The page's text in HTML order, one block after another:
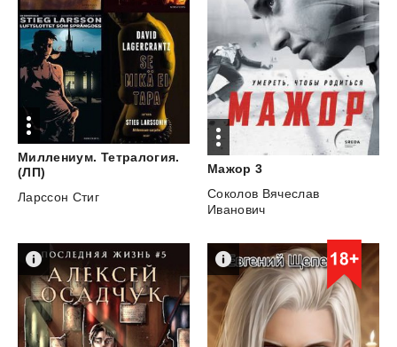
Миллениум. Тетралогия.
(ЛП)
Ларссон Стиг
Мажор 3
Соколов Вячеслав
Иванович